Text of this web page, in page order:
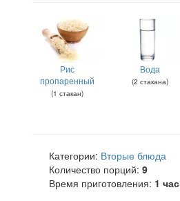
Рис
пропаренный
(1 стакан)
Вода
(2 стакана)
Категории: Вторые блюда
Количество порций: 9
Время приготовления: 1 час